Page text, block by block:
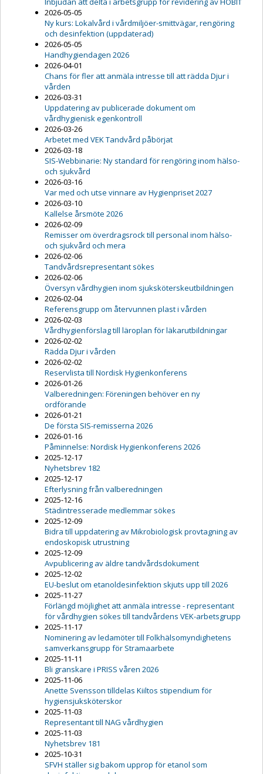
2026-05-05
Ny kurs: Lokalvård i vårdmiljöer-smittvägar, rengöring
och desinfektion (uppdaterad)
2026-05-05
Handhygiendagen 2026
2026-04-01
Chans för fler att anmäla intresse till att rädda Djur i
vården
2026-03-31
Uppdatering av publicerade dokument om
vårdhygienisk egenkontroll
2026-03-26
Arbetet med VEK Tandvård påbörjat
2026-03-18
SIS-Webbinarie: Ny standard för rengöring inom hälso-
och sjukvård
2026-03-16
Var med och utse vinnare av Hygienpriset 2027
2026-03-10
Kallelse årsmöte 2026
2026-02-09
Remisser om överdragsrock till personal inom hälso-
och sjukvård och mera
2026-02-06
Tandvårdsrepresentant sökes
2026-02-06
Översyn vårdhygien inom sjuksköterskeutbildningen
2026-02-04
Referensgrupp om återvunnen plast i vården
2026-02-03
Vårdhygienförslag till läroplan för läkarutbildningar
2026-02-02
Rädda Djur i vården
2026-02-02
Reservlista till Nordisk Hygienkonferens
2026-01-26
Valberedningen: Föreningen behöver en ny
ordförande
2026-01-21
De första SIS-remisserna 2026
2026-01-16
Påminnelse: Nordisk Hygienkonferens 2026
2025-12-17
Nyhetsbrev 182
2025-12-17
Efterlysning från valberedningen
2025-12-16
Städintresserade medlemmar sökes
2025-12-09
Bidra till uppdatering av Mikrobiologisk provtagning av
endoskopisk utrustning
2025-12-09
Avpublicering av äldre tandvårdsdokument
2025-12-02
EU-beslut om etanoldesinfektion skjuts upp till 2026
2025-11-27
Förlängd möjlighet att anmäla intresse - representant
för vårdhygien sökes till tandvårdens VEK-arbetsgrupp
2025-11-17
Nominering av ledamöter till Folkhälsomyndighetens
samverkansgrupp för Stramaarbete
2025-11-11
Bli granskare i PRISS våren 2026
2025-11-06
Anette Svensson tilldelas Kiiltos stipendium för
hygiensjuksköterskor
2025-11-03
Representant till NAG vårdhygien
2025-11-03
Nyhetsbrev 181
2025-10-31
SFVH ställer sig bakom upprop för etanol som